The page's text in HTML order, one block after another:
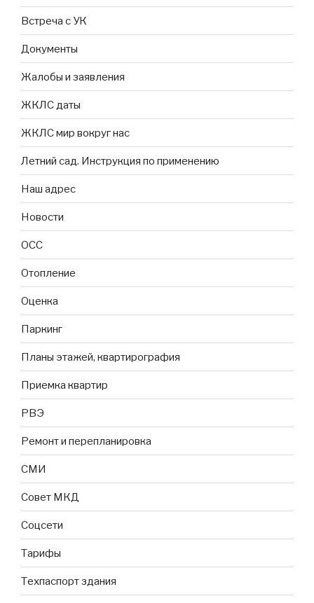
Встреча с УК
Документы
Жалобы и заявления
ЖКЛС даты
ЖКЛС мир вокруг нас
Летний сад. Инструкция по применению
Наш адрес
Новости
ОСС
Отопление
Оценка
Паркинг
Планы этажей, квартирография
Приемка квартир
РВЭ
Ремонт и перепланировка
СМИ
Совет МКД
Соцсети
Тарифы
Техпаспорт здания